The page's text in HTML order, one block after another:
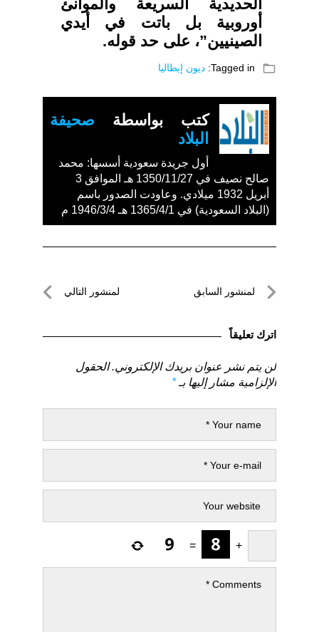
الحديدية السريعة والموانئ
أوروبية بل باتت في أيدي
الصينيين”، على حد قوله.
folder_open
Tagged in: ديون إيطاليا
كتب بواسطة صحيفة
البلاد
أول جريدة سعودية أسسها: محمد
صالح نصيف في 1350/11/27 هـ الموافق 3
أبريل 1932 ميلادي. وعاودت الصدور باسم
(البلاد السعودية) في 1365/4/1 هـ 1946/3/4 م
تصفّحلمنشور السابق
السابق
لمنشور التالي
اترك تعليقاً
لن يتم نشر عنوان بريدك الإلكتروني. الحقول
الإلزامية مشار إليها بـ*
+
=